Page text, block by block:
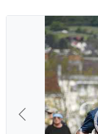
Previous